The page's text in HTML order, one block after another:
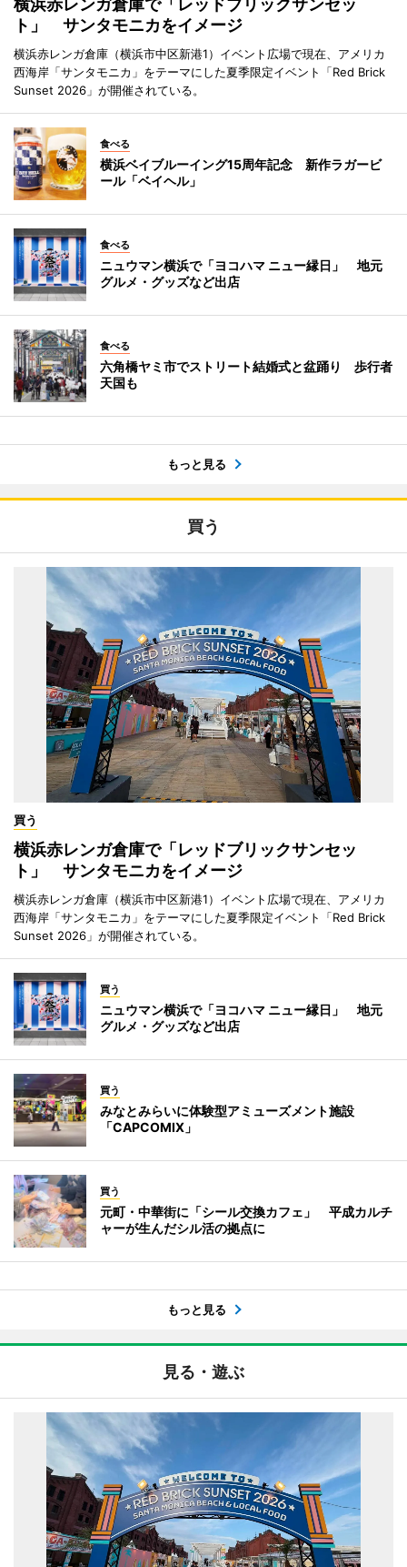
横浜赤レンガ倉庫で「レッドブリックサンセッ
ト」 サンタモニカをイメージ
横浜赤レンガ倉庫（横浜市中区新港1）イベント広場で現在、アメリカ
西海岸「サンタモニカ」をテーマにした夏季限定イベント「Red Brick
Sunset 2026」が開催されている。
食べる
横浜ベイブルーイング15周年記念 新作ラガービ
ール「ベイヘル」
食べる
ニュウマン横浜で「ヨコハマ ニュー縁日」 地元
グルメ・グッズなど出店
食べる
六角橋ヤミ市でストリート結婚式と盆踊り 歩行者
天国も
もっと見る
買う
買う
横浜赤レンガ倉庫で「レッドブリックサンセッ
ト」 サンタモニカをイメージ
横浜赤レンガ倉庫（横浜市中区新港1）イベント広場で現在、アメリカ
西海岸「サンタモニカ」をテーマにした夏季限定イベント「Red Brick
Sunset 2026」が開催されている。
買う
ニュウマン横浜で「ヨコハマ ニュー縁日」 地元
グルメ・グッズなど出店
買う
みなとみらいに体験型アミューズメント施設
「CAPCOMIX」
買う
元町・中華街に「シール交換カフェ」 平成カルチ
ャーが生んだシル活の拠点に
もっと見る
見る・遊ぶ